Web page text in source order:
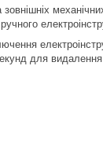
для